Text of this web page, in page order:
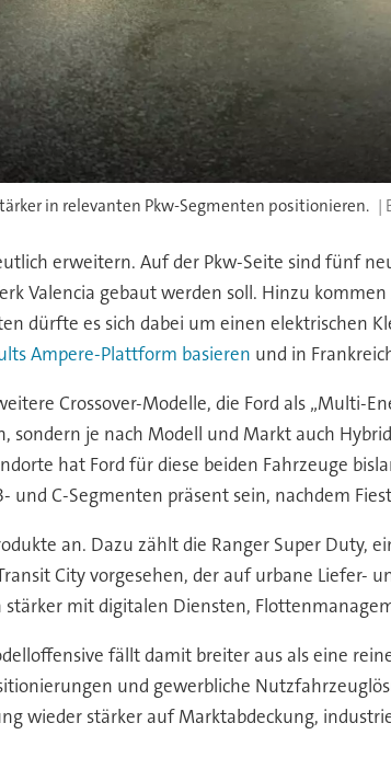
in relevanten Pkw-Segmenten positionieren.
erweitern. Auf der Pkw-Seite sind fünf
Valencia gebaut werden soll. Hinzu
dürfte es sich dabei um einen elektrischen
Ampere-Plattform basieren und in
Crossover-Modelle, die Ford als „Multi-
je nach Modell und Markt auch
hat Ford für diese beiden Fahrzeuge
C-Segmenten präsent sein, nachdem
an. Dazu zählt die Ranger Super Duty,
City vorgesehen, der auf urbane Liefer-
stärker mit digitalen Diensten,
fällt damit breiter aus als eine
und gewerbliche
wieder stärker auf Marktabdeckung,